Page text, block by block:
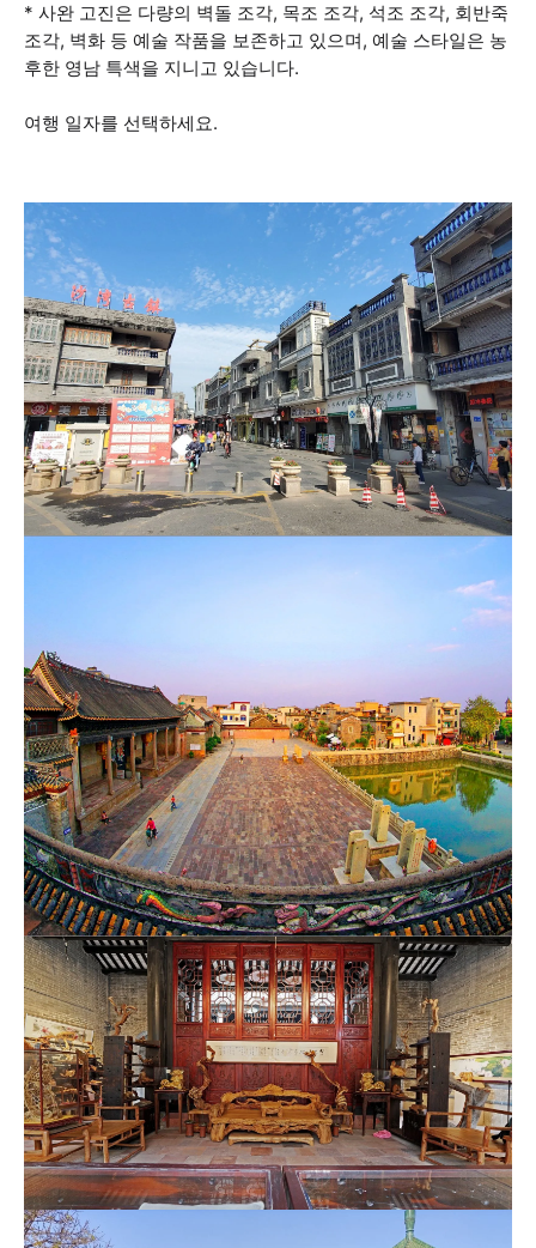
* 사완 고진은 다량의 벽돌 조각, 목조 조각, 석조 조각, 회반죽
조각, 벽화 등 예술 작품을 보존하고 있으며, 예술 스타일은 농
후한 영남 특색을 지니고 있습니다.
여행 일자를 선택하세요.